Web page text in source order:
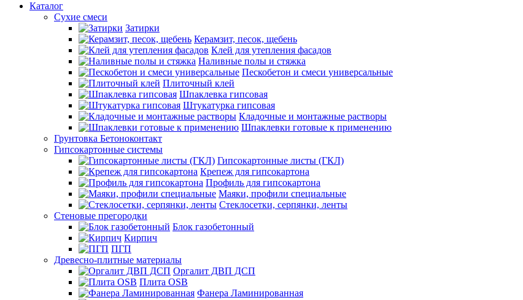
Каталог
Сухие смеси
Затирки
Керамзит, песок, щебень
Клей для утепления фасадов
Наливные полы и стяжка
Пескобетон и смеси универсальные
Плиточный клей
Шпаклевка гипсовая
Штукатурка гипсовая
Кладочные и монтажные растворы
Шпаклевки готовые к применению
Грунтовка Бетоноконтакт
Гипсокартонные системы
Гипсокартонные листы (ГКЛ)
Крепеж для гипсокартона
Профиль для гипсокартона
Маяки, профили специальные
Стеклосетки, серпянки, ленты
Стеновые прегородки
Блок газобетонный
Кирпич
ПГП
Древесно-плитные материалы
Оргалит ДВП ДСП
Плита OSB
Фанера Ламинированная